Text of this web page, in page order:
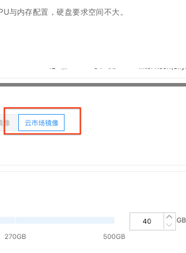
与内存配置，硬盘要求空间不大。